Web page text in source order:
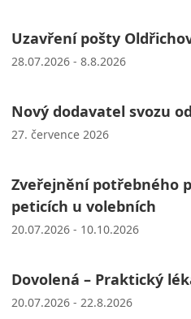
Uzavření pošty
28.07.2026 - 8.8.2026
Nový dodavatel svozu
27. července 2026
Zveřejnění potřebného
peticích u volebních
20.07.2026 - 10.10.2026
Dovolená – Praktický
20.07.2026 - 22.8.2026